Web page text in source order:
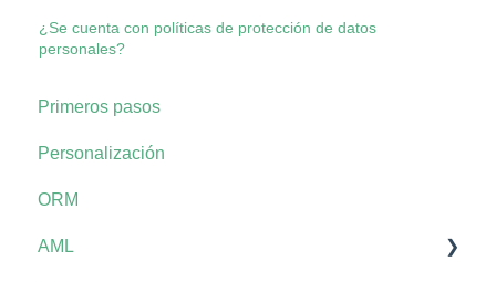
¿Se cuenta con políticas de protección de datos
personales?
Primeros pasos
Personalización
ORM
AML